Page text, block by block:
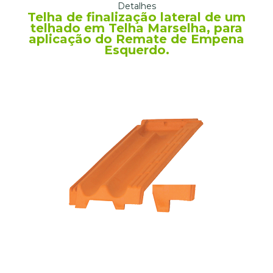
Detalhes
Telha de finalização lateral de um
telhado em Telha Marselha, para
aplicação do Remate de Empena
Esquerdo.